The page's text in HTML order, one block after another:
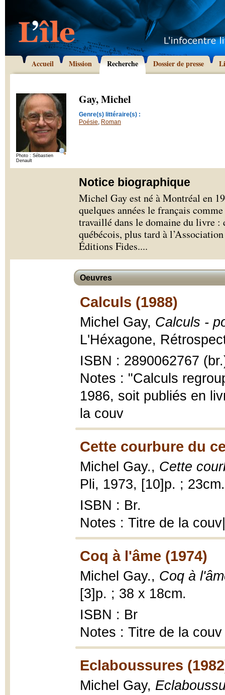
Accueil Mission Recherche Dossier de presse
Photo : Sébastien
Denault
Gay, Michel
Genre(s) littéraire(s) :
Poésie, Roman
Notice biographique
Michel Gay est né à Montréal en
quelques années le français
travaillé dans le domaine du livre :
québécois, plus tard à
Éditions Fides....
Oeuvres
Calculs (1988)
Michel Gay, Calculs -
L'Héxagone,
ISBN : 2890062767
Notes : "Calculs
1986, soit publiés en
la couv
Cette courbure du
Michel Gay., Cette
Pli, 1973, [10]p. ; 23cm.
ISBN : Br.
Notes : Titre de la
Coq à l'âme (1974)
Michel Gay., Coq à
[3]p. ; 38 x 18cm.
ISBN : Br
Notes : Titre de la couv
Eclaboussures
Michel Gay,